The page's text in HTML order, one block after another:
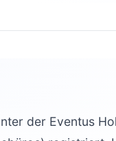
der Eventus